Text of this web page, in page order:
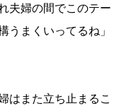
夫婦の間でこのテー
うまくいってるね」
はまた立ち止まるこ